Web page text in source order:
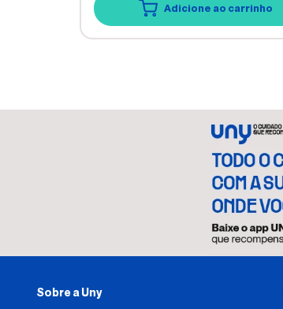
Adicione ao carrinho
Sobre a Uny